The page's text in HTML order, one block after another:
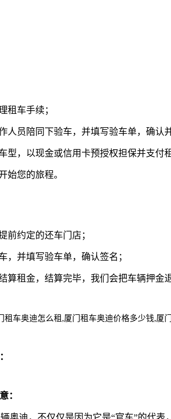
租车手续；
人员陪同下验车，并填写验车单，确认
型，以现金或信用卡预授权担保并支付
始您的旅程。
前约定的还车门店；
，并填写验车单，确认签名；
算租金，结算完毕，我们会把车辆押金
：